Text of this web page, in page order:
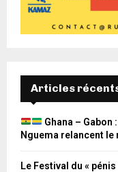
Articles
Ghana – Gabon
Nguema relancent le
Le Festival du «